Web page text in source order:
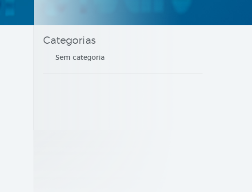
Categorias
Sem categoria